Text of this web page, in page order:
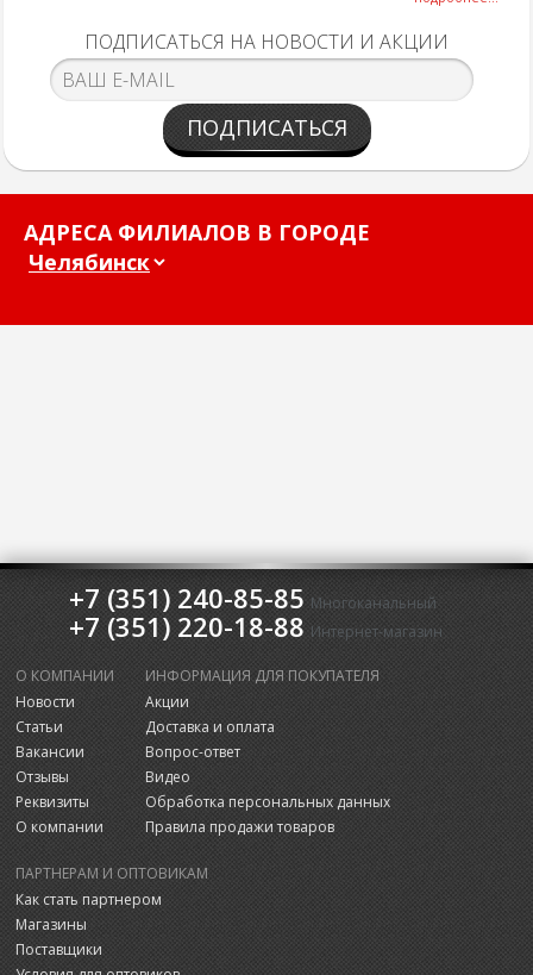
ПОДПИСАТЬСЯ НА НОВОСТИ И АКЦИИ
ПОДПИСАТЬСЯ
АДРЕСА ФИЛИАЛОВ В ГОРОДЕ
+7 (351) 240-85-85 Многоканальный
+7 (351) 220-18-88 Интернет-магазин
О КОМПАНИИ
Новости
Статьи
Вакансии
Отзывы
Реквизиты
О компании
ИНФОРМАЦИЯ ДЛЯ ПОКУПАТЕЛЯ
Акции
Доставка и оплата
Вопрос-ответ
Видео
Обработка персональных данных
Правила продажи товаров
ПАРТНЕРАМ И ОПТОВИКАМ
Как стать партнером
Магазины
Поставщики